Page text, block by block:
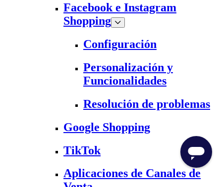
Facebook e Instagram
Shopping
Configuración
Personalización y
Funcionalidades
Resolución de problemas
Google Shopping
TikTok
Aplicaciones de Canales de